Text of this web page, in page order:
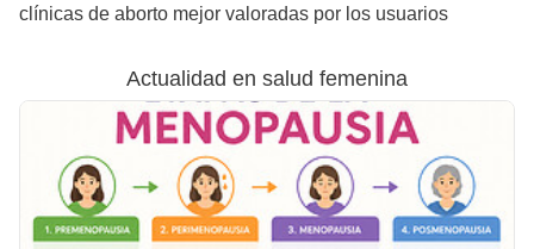
clínicas de aborto mejor valoradas por los usuarios
Actualidad en salud femenina